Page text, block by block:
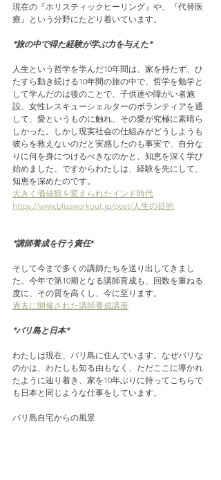
現在の『ホリスティックヒーリング』や、『代替医
療』という分野にたどり着いています。
*旅の中で得た経験が学ぶ力を与えた*
人生という哲学を学んだ10年間は、家を持たず、ひ
たすら動き続ける10年間の旅の中で、哲学を勉学と
して学んだのは後のことで、子供達や障がい者施
設、女性レスキューシェルターのボランティアを通
して、愛というものに触れ、その愛が究極に素晴ら
しかった。しかし現実社会の仕組みがどうしようも
彼らを救えないのだと実感したのも事実で、自分な
りに何を身につけるべきなのかと、知恵を深く学び
始めました。ですからわたしは、経験を先にして、
知恵を深めたのです。
大きく価値観を変えられたインド時代
https://www.blissworkout.jp/post/人生の目的
*講師養成を行う責任*
そして今まで多くの講師たちを送り出してきまし
た。今年で第10期となる講師育成も、回数を重ねる
度に、その質を高くし、今に至ります。
過去に開催された講師養成講座
*バリ島と日本*
わたしは現在、バリ島に住んでいます。なぜバリな
のかは、わたしも知る由もなく、ただここに導かれ
たように辿り着き、家を10年ぶりに持ってこちらで
も日本と同じような仕事をしています。
バリ島自宅からの風景